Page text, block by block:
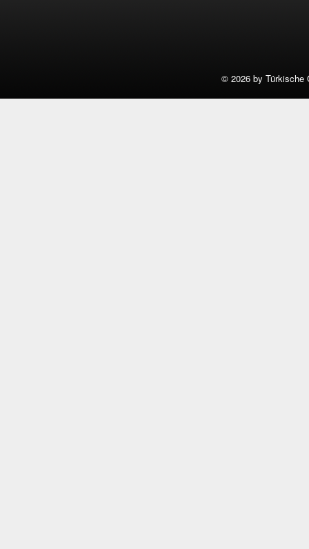
© 2026 by Türkische